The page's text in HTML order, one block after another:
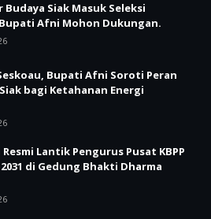
Budaya Siak Masuk Seleksi
Afni Mohon Dukungan.
Bupati Afni Soroti Peran
bagi Ketahanan Energi
Lantik Pengurus Pusat KBPP
di Gedung Bhakti Dharma